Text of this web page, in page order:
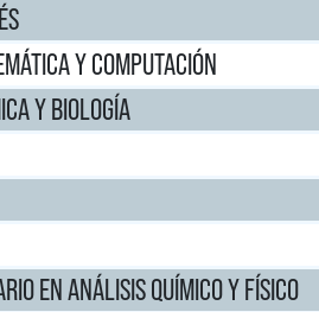
Y COMPUTACIÓN
Y BIOLOGÍA
EN ANÁLISIS QUÍMICO Y FÍSICO